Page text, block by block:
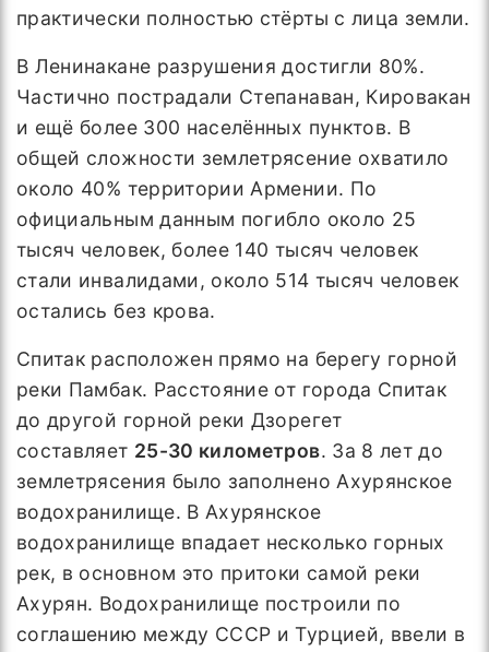
практически полностью стёрты с лица земли.
В Ленинакане разрушения достигли 80%.
Частично пострадали Степанаван, Кировакан
и ещё более 300 населённых пунктов. В
общей сложности землетрясение охватило
около 40% территории Армении. По
официальным данным погибло около 25
тысяч человек, более 140 тысяч человек
стали инвалидами, около 514 тысяч человек
остались без крова.
Спитак расположен прямо на берегу горной
реки Памбак. Расстояние от города Спитак
до другой горной реки Дзорегет
составляет 25-30 километров. За 8 лет до
землетрясения было заполнено Ахурянское
водохранилище. В Ахурянское
водохранилище впадает несколько горных
рек, в основном это притоки самой реки
Ахурян. Водохранилище построили по
соглашению между СССР и Турцией, ввели в